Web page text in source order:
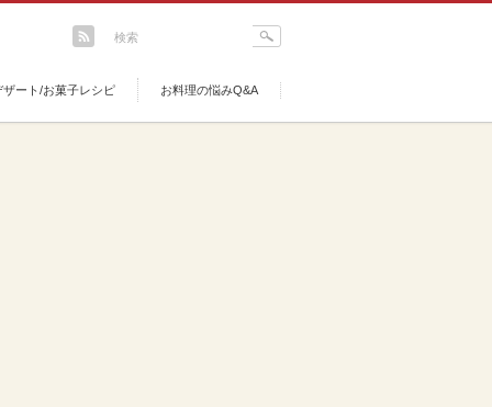
ザート/お菓子レシピ お料理の悩みQ&A